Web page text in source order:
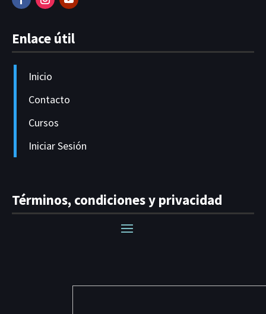
Enlace útil
Inicio
Contacto
Cursos
Iniciar Sesión
Términos, condiciones y privacidad